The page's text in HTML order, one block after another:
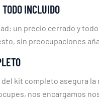
INCLUIDO
un precio cerrado y
sin preocupaciones
del kit completo asegura
nos encargamos